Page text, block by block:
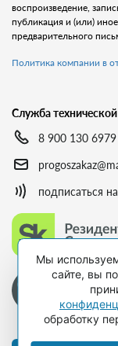
воспроизведение,
публикация и (или)
предварительного
Политика компании в
Служба
8 900 130 6979
подписаться
Мы
сайте, вы
обработку